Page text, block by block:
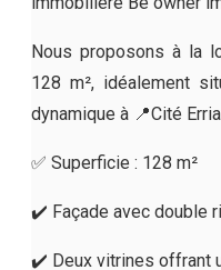
Nous proposons à la
128 m², idéalement
dynamique à 📍Cité
✅ Superficie : 128 m²
✔️ Façade avec double
✔️ Deux vitrines offrant